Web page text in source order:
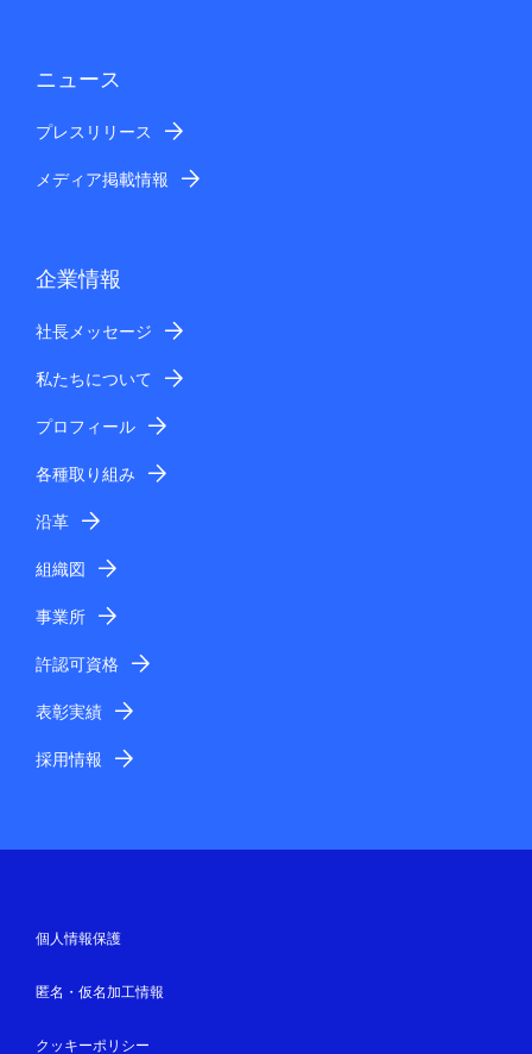
ニュース
プレスリリース
メディア掲載情報
企業情報
社長メッセージ
私たちについて
プロフィール
各種取り組み
沿革
組織図
事業所
許認可資格
表彰実績
採用情報
個人情報保護
匿名・仮名加工情報
クッキーポリシー